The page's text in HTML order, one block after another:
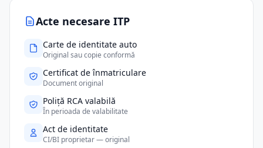
Acte necesare ITP
Carte de identitate auto
Original sau copie conformă
Certificat de înmatriculare
Document original
Poliță RCA valabilă
În perioada de valabilitate
Act de identitate
CI/BI proprietar — original